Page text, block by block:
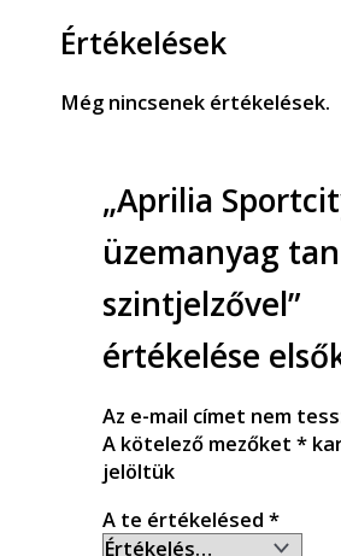
Értékelések
Még nincsenek értékelések.
„Aprilia
üzemanyag
szintjelzővel”
értékelése
Az e-mail címet nem
A kötelező mezőket *
jelöltük
A te értékelésed *